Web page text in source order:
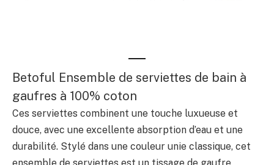
Betoful Ensemble de serviettes de bain à
gaufres à 100% coton
Ces serviettes combinent une touche luxueuse et
douce, avec une excellente absorption d’eau et une
durabilité. Stylé dans une couleur unie classique, cet